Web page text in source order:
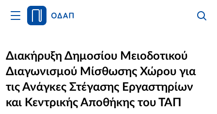
Άνοιγμα
Κυρίως
Αρχική
Οργανισμός
Υπηρεσίες
Διακήρυξη Δημοσίου Μειοδοτικού
Διαγωνισμού Μίσθωσης Χώρου για
τις Ανάγκες Στέγασης Εργαστηρίων
και Κεντρικής Αποθήκης του ΤΑΠ